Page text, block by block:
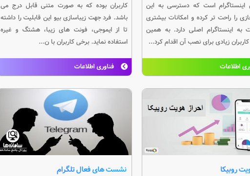
اینستاگرام است که دسترسی به این
را راحت تر کرده و امکانات بیشتری
اینستاگرام اصلی دارد. به همین
زیادی برای نصب آن اقدام کرد...
اطلاعات
کاربران بوده که به صورت متنی قابل درج می
باشد. فرد جهت زیباسازی بیو این قابلیت را داشته
تا از ایموجی، فونت های زیبا، هشتگ و غیره
استفاده نماید. برخی کاربران با ن...
فناوری اطلاعات
روبیکا نشست های فعال تلگرام